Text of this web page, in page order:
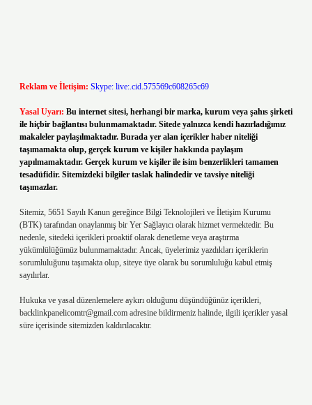
Reklam ve İletişim: Skype: live:.cid.575569c608265c69
Yasal Uyarı: Bu internet sitesi, herhangi bir marka, kurum veya şahıs şirketi
ile hiçbir bağlantısı bulunmamaktadır. Sitede yalnızca kendi hazırladığımız
makaleler paylaşılmaktadır. Burada yer alan içerikler haber niteliği
taşımamakta olup, gerçek kurum ve kişiler hakkında paylaşım
yapılmamaktadır. Gerçek kurum ve kişiler ile isim benzerlikleri tamamen
tesadüfidir. Sitemizdeki bilgiler taslak halindedir ve tavsiye niteliği
taşımazlar.
Sitemiz, 5651 Sayılı Kanun gereğince Bilgi Teknolojileri ve İletişim Kurumu
(BTK) tarafından onaylanmış bir Yer Sağlayıcı olarak hizmet vermektedir. Bu
nedenle, sitedeki içerikleri proaktif olarak denetleme veya araştırma
yükümlülüğümüz bulunmamaktadır. Ancak, üyelerimiz yazdıkları içeriklerin
sorumluluğunu taşımakta olup, siteye üye olarak bu sorumluluğu kabul etmiş
sayılırlar.
Hukuka ve yasal düzenlemelere aykırı olduğunu düşündüğünüz içerikleri,
backlinkpanelicomtr@gmail.com adresine bildirmeniz halinde, ilgili içerikler yasal
süre içerisinde sitemizden kaldırılacaktır.